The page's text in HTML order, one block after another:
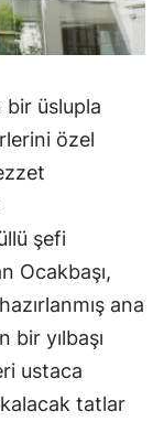
bir üslupla
özel
şefi
Ocakbaşı,
ana
yılbaşı
ustaca
tatlar